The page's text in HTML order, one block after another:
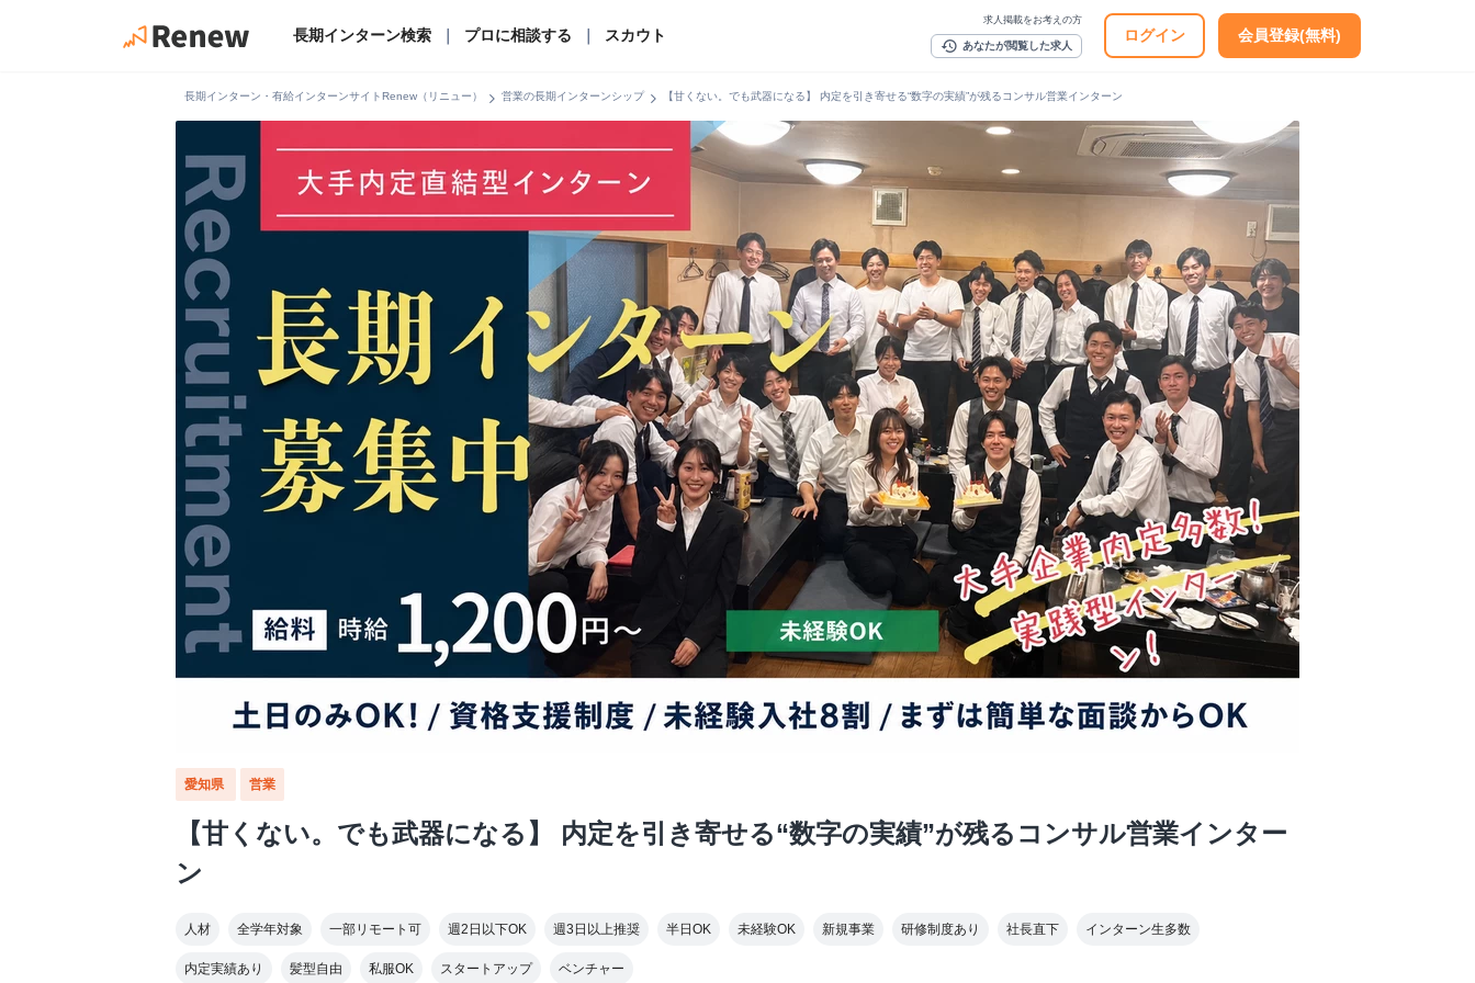
長期インターン検索 プロに相談する スカウト
求人掲載をお考えの方
history あなたが閲覧した求人
ログイン 会員登録(無料)
長期インターン・有給インターンサイトRenew（リニュー） chevron_right 営業の長期インターンシップchevron_right 【甘くない。でも武器になる】 内定を引き寄せる“数字の実績”が残るコンサル営業インターン
愛知県 営業
【甘くない。でも武器になる】 内定を引き寄せる“数字の実績”が残るコンサル営業インター
ン
人材 全学年対象 一部リモート可 週2日以下OK 週3日以上推奨 半日OK 未経験OK 新規事業 研修制度あり 社長直下 インターン生多数
内定実績あり 髪型自由 私服OK スタートアップ ベンチャー